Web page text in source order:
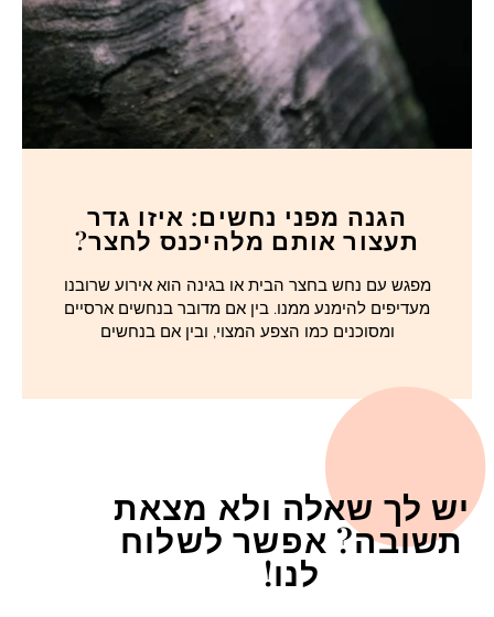
הגנה מפני נחשים: איזו גדר
תעצור אותם מלהיכנס לחצר?
מפגש עם נחש בחצר הבית או בגינה הוא אירוע שרובנו
מעדיפים להימנע ממנו. בין אם מדובר בנחשים ארסיים
ומסוכנים כמו הצפע המצוי, ובין אם בנחשים
יש לך שאלה ולא מצאת
תשובה? אפשר לשלוח
לנו!